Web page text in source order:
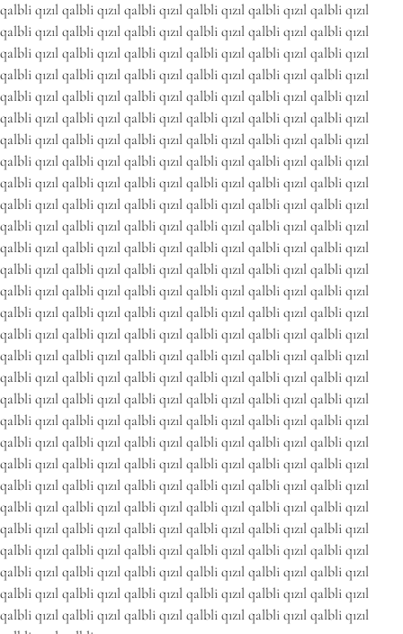
qalbli qızıl qalbli qızıl qalbli qızıl qalbli qızıl qalbli qızıl qalbli qızıl
qalbli qızıl qalbli qızıl qalbli qızıl qalbli qızıl qalbli qızıl qalbli qızıl
qalbli qızıl qalbli qızıl qalbli qızıl qalbli qızıl qalbli qızıl qalbli qızıl
qalbli qızıl qalbli qızıl qalbli qızıl qalbli qızıl qalbli qızıl qalbli qızıl
qalbli qızıl qalbli qızıl qalbli qızıl qalbli qızıl qalbli qızıl qalbli qızıl
qalbli qızıl qalbli qızıl qalbli qızıl qalbli qızıl qalbli qızıl qalbli qızıl
qalbli qızıl qalbli qızıl qalbli qızıl qalbli qızıl qalbli qızıl qalbli qızıl
qalbli qızıl qalbli qızıl qalbli qızıl qalbli qızıl qalbli qızıl qalbli qızıl
qalbli qızıl qalbli qızıl qalbli qızıl qalbli qızıl qalbli qızıl qalbli qızıl
qalbli qızıl qalbli qızıl qalbli qızıl qalbli qızıl qalbli qızıl qalbli qızıl
qalbli qızıl qalbli qızıl qalbli qızıl qalbli qızıl qalbli qızıl qalbli qızıl
qalbli qızıl qalbli qızıl qalbli qızıl qalbli qızıl qalbli qızıl qalbli qızıl
qalbli qızıl qalbli qızıl qalbli qızıl qalbli qızıl qalbli qızıl qalbli qızıl
qalbli qızıl qalbli qızıl qalbli qızıl qalbli qızıl qalbli qızıl qalbli qızıl
qalbli qızıl qalbli qızıl qalbli qızıl qalbli qızıl qalbli qızıl qalbli qızıl
qalbli qızıl qalbli qızıl qalbli qızıl qalbli qızıl qalbli qızıl qalbli qızıl
qalbli qızıl qalbli qızıl qalbli qızıl qalbli qızıl qalbli qızıl qalbli qızıl
qalbli qızıl qalbli qızıl qalbli qızıl qalbli qızıl qalbli qızıl qalbli qızıl
qalbli qızıl qalbli qızıl qalbli qızıl qalbli qızıl qalbli qızıl qalbli qızıl
qalbli qızıl qalbli qızıl qalbli qızıl qalbli qızıl qalbli qızıl qalbli qızıl
qalbli qızıl qalbli qızıl qalbli qızıl qalbli qızıl qalbli qızıl qalbli qızıl
qalbli qızıl qalbli qızıl qalbli qızıl qalbli qızıl qalbli qızıl qalbli qızıl
qalbli qızıl qalbli qızıl qalbli qızıl qalbli qızıl qalbli qızıl qalbli qızıl
qalbli qızıl qalbli qızıl qalbli qızıl qalbli qızıl qalbli qızıl qalbli qızıl
qalbli qızıl qalbli qızıl qalbli qızıl qalbli qızıl qalbli qızıl qalbli qızıl
qalbli qızıl qalbli qızıl qalbli qızıl qalbli qızıl qalbli qızıl qalbli qızıl
qalbli qızıl qalbli qızıl qalbli qızıl qalbli qızıl qalbli qızıl qalbli qızıl
qalbli qızıl qalbli qızıl qalbli qızıl qalbli qızıl qalbli qızıl qalbli qızıl
qalbli qızıl qalbli qızıl qalbli qızıl qalbli qızıl qalbli qızıl qalbli qızıl